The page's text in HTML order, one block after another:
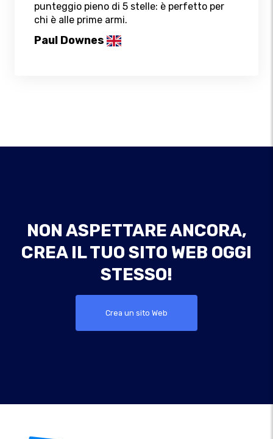
punteggio pieno di 5 stelle: è perfetto per
chi è alle prime armi.
Paul Downes
NON ASPETTARE ANCORA,
CREA IL TUO SITO WEB OGGI
STESSO!
Crea un sito Web